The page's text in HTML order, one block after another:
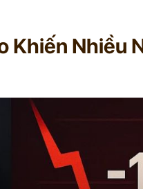
Khiến Nhiều